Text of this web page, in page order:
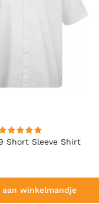
Short Sleeve Shirt
aan winkelmandje